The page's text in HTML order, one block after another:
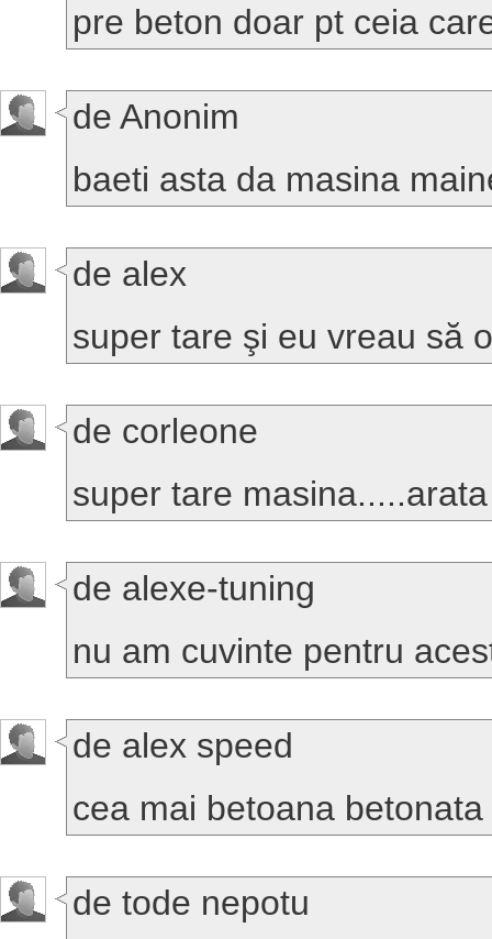
pre beton doar pt ceia
de Anonim
baeti asta da masina
de alex
super tare şi eu vreau să
de corleone
super tare
de alexe-tuning
nu am cuvinte pentru
de alex speed
cea mai betoana
de tode nepotu